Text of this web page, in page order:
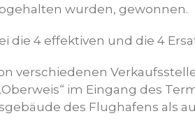
wurden, gewonnen.
die 4 effektiven und die 4
verschiedenen
im Eingang des
des Flughafens als